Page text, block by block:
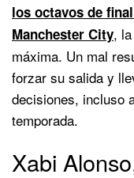
los octavos de
Manchester City,
máxima. Un mal
forzar su salida y
decisiones, incluso
temporada.
Xabi